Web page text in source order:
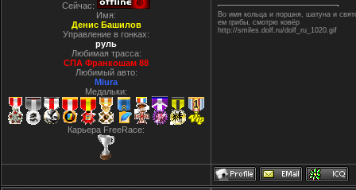
Сейчас:
Имя:
Денис Башилов
Управление в гонках:
руль
Любимая трасса:
СПА Франкошам 88
Любимый авто:
Miura
Медальки:
Карьера FreeRace:
Во имя кольца и поршня, шатуна и
ем грибы, смотрю ковёр
http://smiles.dolf.ru/dolf_ru_1020.gif